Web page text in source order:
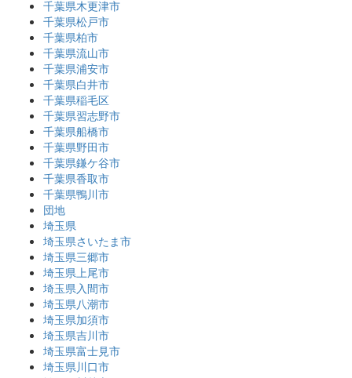
千葉県木更津市
千葉県松戸市
千葉県柏市
千葉県流山市
千葉県浦安市
千葉県白井市
千葉県稲毛区
千葉県習志野市
千葉県船橋市
千葉県野田市
千葉県鎌ケ谷市
千葉県香取市
千葉県鴨川市
団地
埼玉県
埼玉県さいたま市
埼玉県三郷市
埼玉県上尾市
埼玉県入間市
埼玉県八潮市
埼玉県加須市
埼玉県吉川市
埼玉県富士見市
埼玉県川口市